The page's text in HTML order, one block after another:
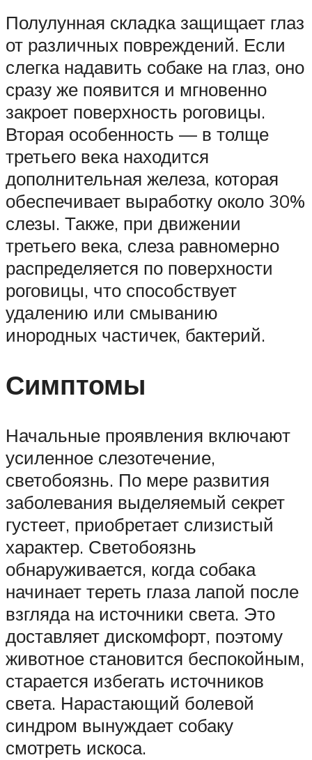
Полулунная складка защищает глаз
от различных повреждений. Если
слегка надавить собаке на глаз, оно
сразу же появится и мгновенно
закроет поверхность роговицы.
Вторая особенность — в толще
третьего века находится
дополнительная железа, которая
обеспечивает выработку около 30%
слезы. Также, при движении
третьего века, слеза равномерно
распределяется по поверхности
роговицы, что способствует
удалению или смыванию
инородных частичек, бактерий.
Симптомы
Начальные проявления включают
усиленное слезотечение,
светобоязнь. По мере развития
заболевания выделяемый секрет
густеет, приобретает слизистый
характер. Светобоязнь
обнаруживается, когда собака
начинает тереть глаза лапой после
взгляда на источники света. Это
доставляет дискомфорт, поэтому
животное становится беспокойным,
старается избегать источников
света. Нарастающий болевой
синдром вынуждает собаку
смотреть искоса.